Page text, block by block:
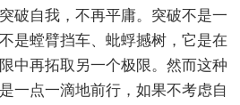
破自我，不再平庸。突破不是一
是螳臂挡车、蚍蜉撼树，它是在
中再拓取另一个极限。然而这种
一点一滴地前行，如果不考虑自